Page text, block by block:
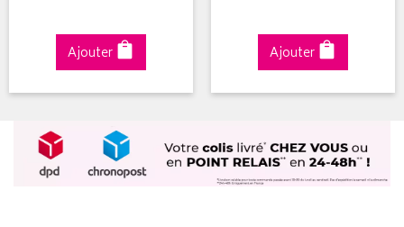
Ajouter Ajouter